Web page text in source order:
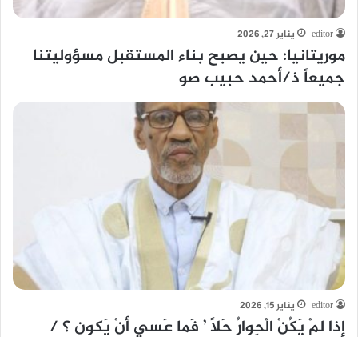
editor يناير 27, 2026
موريتانيا: حين يصبح بناء المستقبل مسؤوليتنا
جميعاً ذ/أحمد حبيب صو
editor يناير 15, 2026
إذا لمْ يَكُنْ الْحِوارُ حَلاً ’ فَما عَسي أنْ يَكون ؟ /